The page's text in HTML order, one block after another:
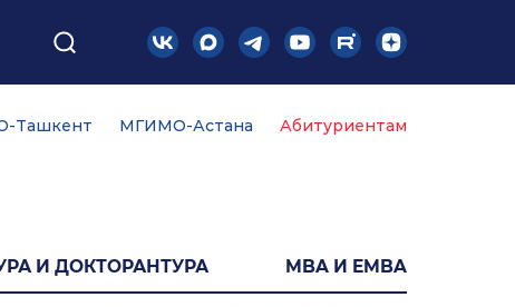
Ташкент МГИМО-Астана Абитуриентам
И ДОКТОРАНТУРА MBA И EMBA